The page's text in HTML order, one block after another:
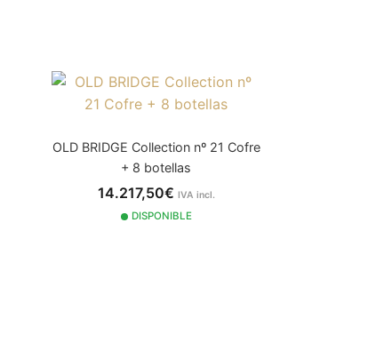
OLD BRIDGE Collection nº 21 Cofre
+ 8 botellas
14.217,50€ IVA incl.
DISPONIBLE